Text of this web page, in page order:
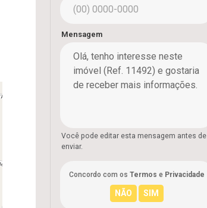
Mensagem
Você pode editar esta mensagem antes de
enviar.
Concordo com os Termos e Privacidade